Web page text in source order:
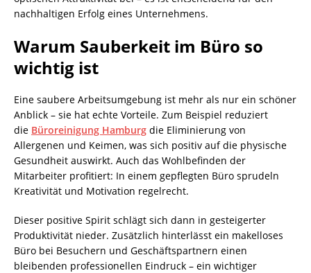
nachhaltigen Erfolg eines Unternehmens.
Warum Sauberkeit im Büro so
wichtig ist
Eine saubere Arbeitsumgebung ist mehr als nur ein schöner
Anblick – sie hat echte Vorteile. Zum Beispiel reduziert
die Büroreinigung Hamburg die Eliminierung von
Allergenen und Keimen, was sich positiv auf die physische
Gesundheit auswirkt. Auch das Wohlbefinden der
Mitarbeiter profitiert: In einem gepflegten Büro sprudeln
Kreativität und Motivation regelrecht.
Dieser positive Spirit schlägt sich dann in gesteigerter
Produktivität nieder. Zusätzlich hinterlässt ein makelloses
Büro bei Besuchern und Geschäftspartnern einen
bleibenden professionellen Eindruck – ein wichtiger